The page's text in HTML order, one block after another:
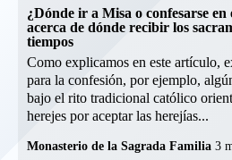
¿Dónde ir a Misa o confesarse en
acerca de dónde recibir los
tiempos
Como explicamos en este artículo,
para la confesión, por ejemplo,
bajo el rito tradicional católico
herejes por aceptar las herejías...
Monasterio de la Sagrada Familia 3